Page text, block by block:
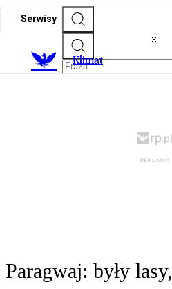
Serwisy
Klimat
Paragwaj: były